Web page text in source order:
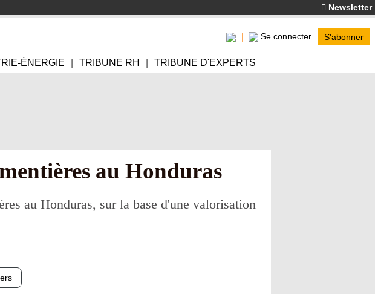
Newsletter
Se connecter S'abonner
ÉNERGIE TRIBUNE RH TRIBUNE D'EXPERTS
au Honduras
au Honduras, sur la base d'une valorisation